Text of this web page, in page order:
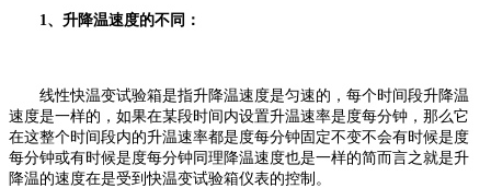
1、升降温速度的不同：
线性快温变试验箱是指升降温速度是匀速的，每个时间段升降温
速度是一样的，如果在某段时间内设置升温速率是度每分钟，那么它
在这整个时间段内的升温速率都是度每分钟固定不变不会有时候是度
每分钟或有时候是度每分钟同理降温速度也是一样的简而言之就是升
降温的速度在是受到快温变试验箱仪表的控制。